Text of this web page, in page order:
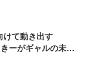
けて動き出す
ーがギャルの未来